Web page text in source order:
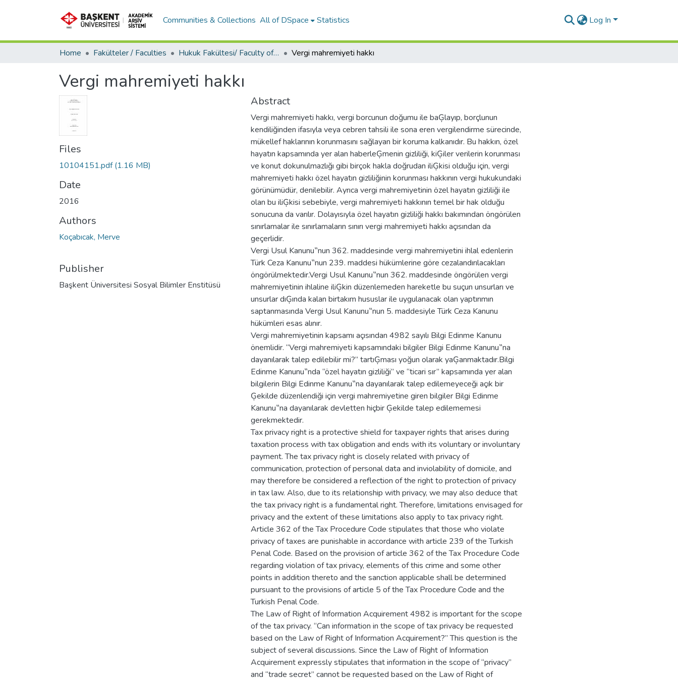
Communities & Collections All of DSpace Statistics Log In
Home Fakülteler / Faculties Hukuk Fakültesi/ Faculty of Law Vergi mahremiyeti hakkı
Vergi mahremiyeti hakkı
Files
10104151.pdf(1.16 MB)
Date
2016
Authors
Koçabıcak, Merve
Publisher
Başkent Üniversitesi Sosyal Bilimler Enstitüsü
Abstract
Vergi mahremiyeti hakkı, vergi borcunun doğumu ile baĢlayıp, borçlunun
kendiliğinden ifasıyla veya cebren tahsili ile sona eren vergilendirme sürecinde,
mükellef haklarının korunmasını sağlayan bir koruma kalkanıdır. Bu hakkın, özel
hayatın kapsamında yer alan haberleĢmenin gizliliği, kiĢiler verilerin korunması
ve konut dokunulmazlığı gibi birçok hakla doğrudan iliĢkisi olduğu için, vergi
mahremiyeti hakkı özel hayatın gizliliğinin korunması hakkının vergi hukukundaki
görünümüdür, denilebilir. Ayrıca vergi mahremiyetinin özel hayatın gizliliği ile
olan bu iliĢkisi sebebiyle, vergi mahremiyeti hakkının temel bir hak olduğu
sonucuna da varılır. Dolayısıyla özel hayatın gizliliği hakkı bakımından öngörülen
sınırlamalar ile sınırlamaların sınırı vergi mahremiyeti hakkı açısından da
geçerlidir.
Vergi Usul Kanunu‟nun 362. maddesinde vergi mahremiyetini ihlal edenlerin
Türk Ceza Kanunu‟nun 239. maddesi hükümlerine göre cezalandırılacakları
öngörülmektedir.Vergi Usul Kanunu‟nun 362. maddesinde öngörülen vergi
mahremiyetinin ihlaline iliĢkin düzenlemeden hareketle bu suçun unsurları ve
unsurlar dıĢında kalan birtakım hususlar ile uygulanacak olan yaptırımın
saptanmasında Vergi Usul Kanunu‟nun 5. maddesiyle Türk Ceza Kanunu
hükümleri esas alınır.
Vergi mahremiyetinin kapsamı açısından 4982 sayılı Bilgi Edinme Kanunu
önemlidir. “Vergi mahremiyeti kapsamındaki bilgiler Bilgi Edinme Kanunu‟na
dayanılarak talep edilebilir mi?” tartıĢması yoğun olarak yaĢanmaktadır.Bilgi
Edinme Kanunu‟nda “özel hayatın gizliliği” ve “ticari sır” kapsamında yer alan
bilgilerin Bilgi Edinme Kanunu‟na dayanılarak talep edilemeyeceği açık bir
Ģekilde düzenlendiği için vergi mahremiyetine giren bilgiler Bilgi Edinme
Kanunu‟na dayanılarak devletten hiçbir Ģekilde talep edilememesi
gerekmektedir.
Tax privacy right is a protective shield for taxpayer rights that arises during
taxation process with tax obligation and ends with its voluntary or involuntary
payment. The tax privacy right is closely related with privacy of
communication, protection of personal data and inviolability of domicile, and
may therefore be considered a reflection of the right to protection of privacy
in tax law. Also, due to its relationship with privacy, we may also deduce that
the tax privacy right is a fundamental right. Therefore, limitations envisaged for
privacy and the extent of these limitations also apply to tax privacy right.
Article 362 of the Tax Procedure Code stipulates that those who violate
privacy of taxes are punishable in accordance with article 239 of the Turkish
Penal Code. Based on the provision of article 362 of the Tax Procedure Code
regarding violation of tax privacy, elements of this crime and some other
points in addition thereto and the sanction applicable shall be determined
pursuant to the provisions of article 5 of the Tax Procedure Code and the
Turkish Penal Code.
The Law of Right of Information Acquirement 4982 is important for the scope
of the tax privacy. “Can information in the scope of tax privacy be requested
based on the Law of Right of Information Acquirement?” This question is the
subject of several discussions. Since the Law of Right of Information
Acquirement expressly stipulates that information in the scope of “privacy”
and “trade secret” cannot be requested based on the Law of Right of